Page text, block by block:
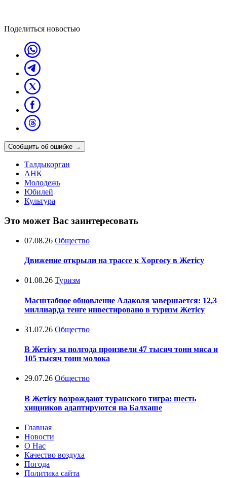
Поделиться новостью
Сообщить об ошибке →
Талдыкорган
АНК
Молодежь
Юбилей
Культура
Это может Вас заинтересовать
07.08.26 Общество
Движение открыли на трассе к Хоргосу в Жетісу
01.08.26 Туризм
Масштабное обновление Алаколя завершается: 12,3
миллиарда тенге инвестировано в туризм Жетісу
31.07.26 Общество
В Жетісу за полгода произвели 47 тысяч тонн мяса и
105 тысяч тонн молока
29.07.26 Общество
В Жетісу возрождают туранского тигра: шесть
хищников адаптируются на Балхаше
Главная
Новости
О Нас
Качество воздуха
Погода
Политика сайта